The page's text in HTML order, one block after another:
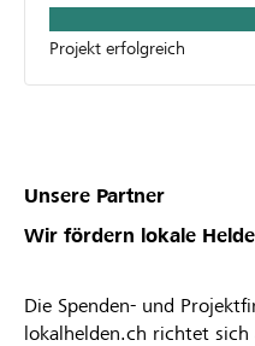
Projekt erfolgreich
Unsere Partner
Wir fördern lokale
Die Spenden- und
lokalhelden.ch richtet sich